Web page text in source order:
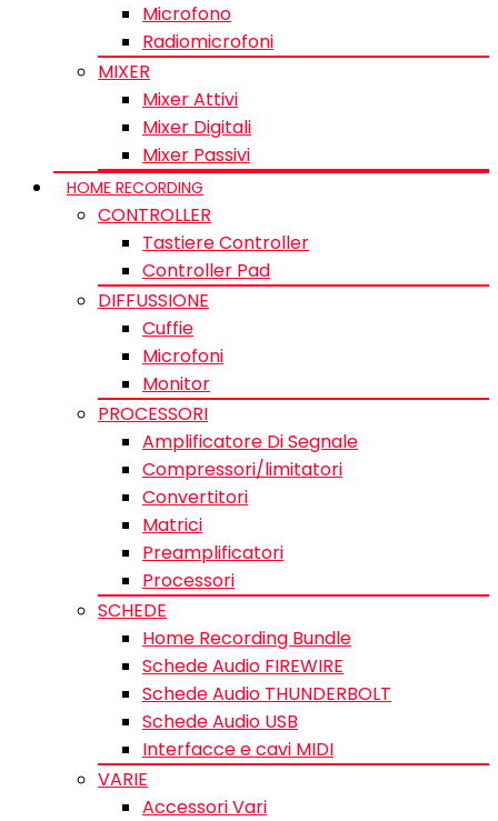
Microfono
Radiomicrofoni
MIXER
Mixer Attivi
Mixer Digitali
Mixer Passivi
HOME RECORDING
CONTROLLER
Tastiere Controller
Controller Pad
DIFFUSSIONE
Cuffie
Microfoni
Monitor
PROCESSORI
Amplificatore Di Segnale
Compressori/limitatori
Convertitori
Matrici
Preamplificatori
Processori
SCHEDE
Home Recording Bundle
Schede Audio FIREWIRE
Schede Audio THUNDERBOLT
Schede Audio USB
Interfacce e cavi MIDI
VARIE
Accessori Vari